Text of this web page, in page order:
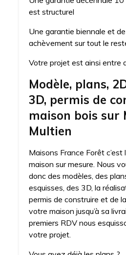
est structurel
Une garantie biennale et
achèvement sur tout le
Votre projet est ainsi entre
Modèle, plans,
3D, permis de
maison bois sur
Multien
Maisons France Forêt
maison sur mesure. Nous
donc des modèles, des
esquisses, des 3D, la
permis de construire et de
votre maison jusqu’à sa
premiers RDV nous
votre projet.